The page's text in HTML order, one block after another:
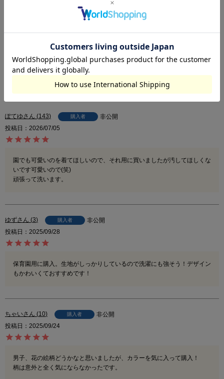
※尚、お客様のご使用のモニターやブラウザなどの環境により、実物と異な
ぽてゆ 143 購入者
非公開
投稿日
2026/07/05
園でも可愛いのを着てほしいので、それ用に買いましたが汚してほしくな
いです可愛いので(笑)
頑張って洗います。
ゆず 3 購入者
非公開
投稿日
2025/09/28
保育園用に購入。生地がしっかりしているので洗濯にも強そう！デザイン
もかわいくておすすめです！
ちゃい 10 購入者
非公開
投稿日
2025/09/24
男子、花の絵柄どうかなと思いましたが、カラーを気に入って購入！
柄は意外と全く気にならなかったです。